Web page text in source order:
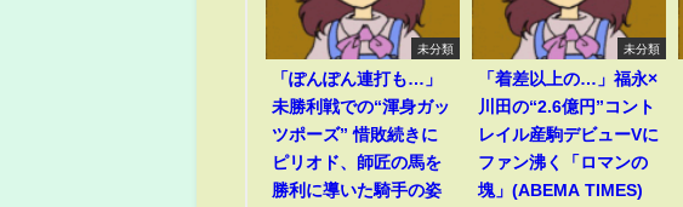
未分類
「ぽんぽん連打も…」
未勝利戦での“渾身ガッ
ツポーズ” 惜敗続きに
ピリオド、師匠の馬を
勝利に導いた騎手の姿
未分類
「着差以上の…」福永×
川田の“2.6億円”コント
レイル産駒デビューVに
ファン沸く「ロマンの
塊」(ABEMA TIMES)